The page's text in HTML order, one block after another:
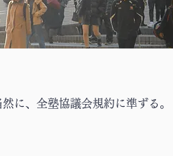
に、全塾協議会規約に準ずる。